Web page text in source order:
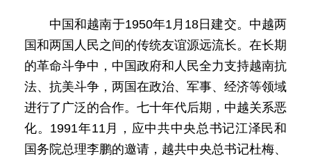
中国和越南于1950年1月18日建交。中越两
国和两国人民之间的传统友谊源远流长。在长期
的革命斗争中，中国政府和人民全力支持越南抗
法、抗美斗争，两国在政治、军事、经济等领域
进行了广泛的合作。七十年代后期，中越关系恶
化。1991年11月，应中共中央总书记江泽民和
国务院总理李鹏的邀请，越共中央总书记杜梅、